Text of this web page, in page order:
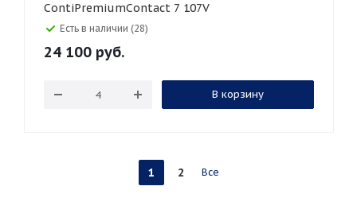
ContiPremiumContact 7 107V
Есть в наличии (28)
24 100 руб.
В корзину
1 2 Все